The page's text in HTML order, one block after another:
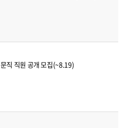
직 직원 공개 모집(~8.19)